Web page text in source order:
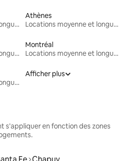
Locations moyenne et longue durée
Athènes
Locations moyenne et longue durée
Locations moyenne et longue durée
Montréal
Locations moyenne et longue durée
Locations moyenne et longue durée
Afficher plus
s'appliquer en fonction des zones